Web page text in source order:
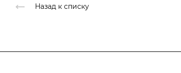
Назад к списку